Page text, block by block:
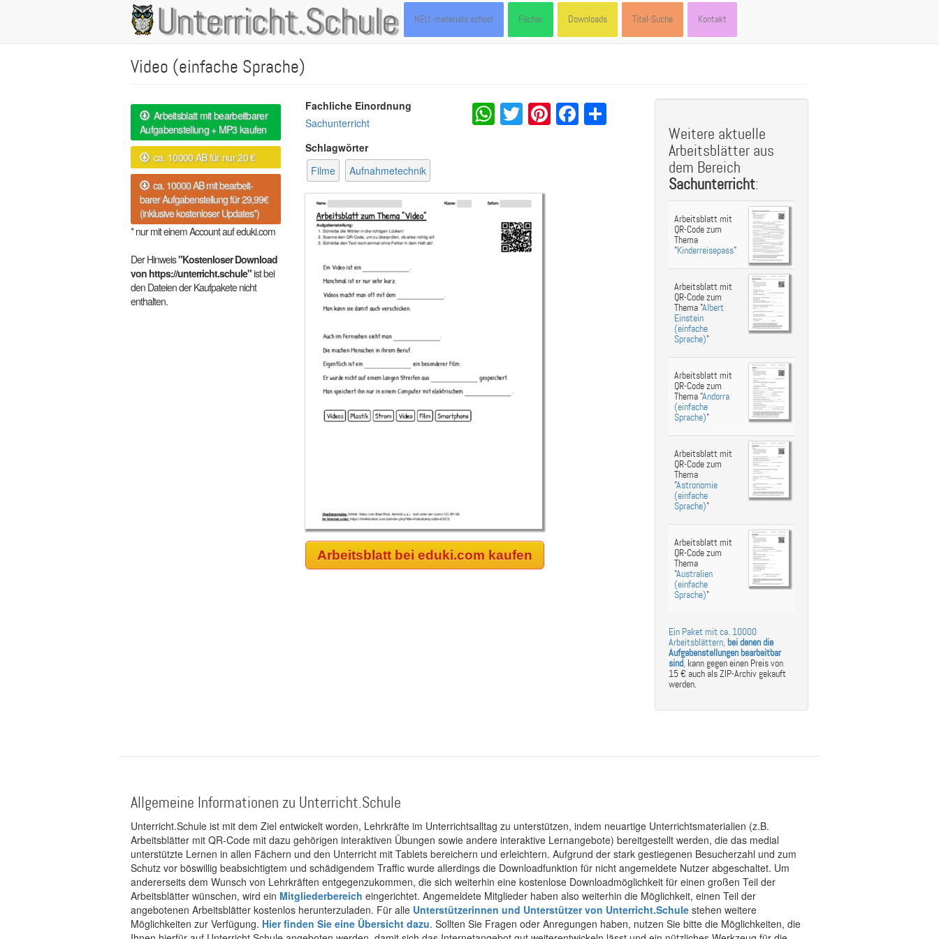
Unterricht.Schule
Main
navigation
NEU: materials.school Fächer Downloads Titel-Suche Kontakt
Video (einfache Sprache)
Arbeitsblatt mit bearbeitbarer
Aufgabenstellung + MP3 kaufen
ca. 10000 AB für nur 20 €
ca. 10000 AB mit bearbeit-
barer Aufgabenstellung für 29,99€
(inklusive kostenloser Updates*)
* nur mit einem Account auf eduki.com
Der Hinweis"Kostenloser Download
von https://unterricht.schule"ist bei
den Dateien der Kaufpakete nicht
enthalten.
Fachliche Einordnung
Sachunterricht
Schlagwörter
Filme
Aufnahmetechnik
WhatsApp
Twitter
Pinterest
Facebook
Share
Arbeitsblatt bei eduki.com kaufen
Weitere aktuelle
Arbeitsblätter aus
dem Bereich
Sachunterricht:
Arbeitsblatt mit
QR-Code zum
Thema
"Kinderreisepass"
Arbeitsblatt mit
QR-Code zum
Thema "Albert
Einstein
(einfache
Sprache)"
Arbeitsblatt mit
QR-Code zum
Thema "Andorra
(einfache
Sprache)"
Arbeitsblatt mit
QR-Code zum
Thema
"Astronomie
(einfache
Sprache)"
Arbeitsblatt mit
QR-Code zum
Thema
"Australien
(einfache
Sprache)"
Ein Paket mit ca. 10000
Arbeitsblättern, bei denen die
Aufgabenstellungen bearbeitbar
sind, kann gegen einen Preis von
15 € auch als ZIP-Archiv gekauft
werden.
Allgemeine Informationen zu Unterricht.Schule
Unterricht.Schule ist mit dem Ziel entwickelt worden, Lehrkräfte im Unterrichtsalltag zu unterstützen, indem neuartige Unterrichtsmaterialien (z.B.
Arbeitsblätter mit QR-Code mit dazu gehörigen interaktiven Übungen sowie andere interaktive Lernangebote) bereitgestellt werden, die das medial
unterstützte Lernen in allen Fächern und den Unterricht mit Tablets bereichern und erleichtern. Aufgrund der stark gestiegenen Besucherzahl und zum
Schutz vor böswillig beabsichtigtem und schädigendem Traffic wurde allerdings die Downloadfunktion für nicht angemeldete Nutzer abgeschaltet. Um
andererseits dem Wunsch von Lehrkräften entgegenzukommen, die sich weiterhin eine kostenlose Downloadmöglichkeit für einen großen Teil der
Arbeitsblätter wünschen, wird ein Mitgliederbereich eingerichtet. Angemeldete Mitglieder haben also weiterhin die Möglichkeit, einen Teil der
angebotenen Arbeitsblätter kostenlos herunterzuladen. Für alle Unterstützerinnen und Unterstützer von Unterricht.Schule stehen weitere
Möglichkeiten zur Verfügung. Hier finden Sie eine Übersicht dazu. Sollten Sie Fragen oder Anregungen haben, nutzen Sie bitte die Möglichkeiten, die